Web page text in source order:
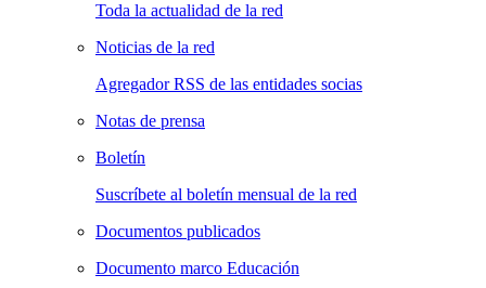
Toda la actualidad de la red
Noticias de la red
Agregador RSS de las entidades socias
Notas de prensa
Boletín
Suscríbete al boletín mensual de la red
Documentos publicados
Documento marco Educación